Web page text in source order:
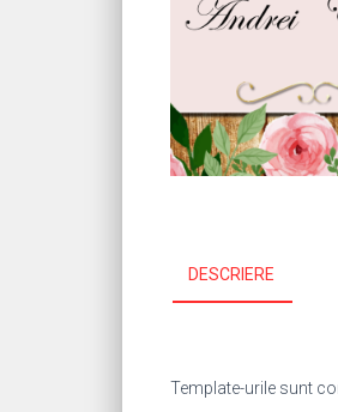
DESCRIERE
Template-urile sunt